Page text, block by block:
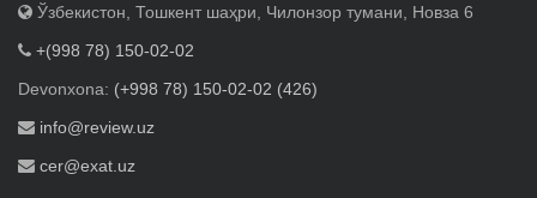
Ўзбекистон, Тошкент шаҳри, Чилонзор тумани, Новза 6
+(998 78) 150-02-02
Devonxona: (+998 78) 150-02-02 (426)
info@review.uz
cer@exat.uz